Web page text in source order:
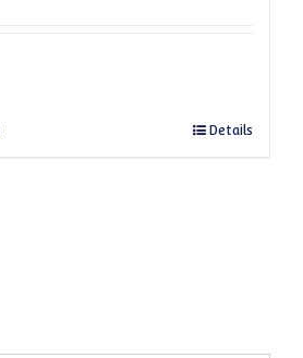
Dieses Produkt weist mehrere Varianten
Details